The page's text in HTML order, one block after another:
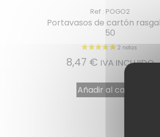
Ref : POGO2
Portavasos de cartón
50
8,47 € IVA INCLUIDO
Añadir al carrito